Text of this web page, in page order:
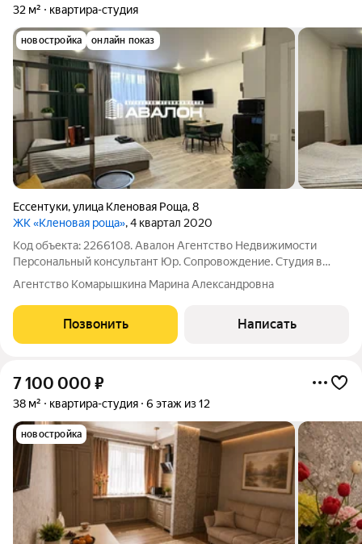
32 м² квартира-студия
новостройка онлайн показ
Ессентуки,улица Кленовая Роща,8
ЖК «Кленовая роща», 4 квартал 2020
Код объекта: 2266108. Авалон Агентство Недвижимости
Персональный консультант Юр. Сопровождение. Студия в
новом районе в шаге от санаториев и курортного парка.
Нежилое помещение в цокольном этаже. Полностью
обустроена мебелью и бытовой техникой,
Агентство Комарышкина Марина Александровна
Позвонить Написать
7 100 000 ₽
38 м² квартира-студия 6 этаж из 12
новостройка